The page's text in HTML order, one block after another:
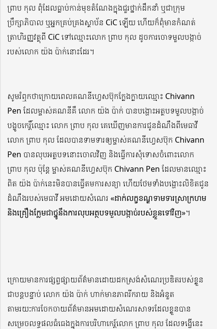
ព្រាប កុល ពុំដែលធ្លាប់កាន់មុខតំណែងក្នុងជួរថ្នាក់ដឹកនាំ ឬជាក្រុម
ប្រឹក្សាភិបាល ឬអ្នកគ្រប់គ្រងស្ថាប័ន CiC ឡើយ ហើយក៏ពុំមានកំណត់
ត្រាហិរញ្ញវត្ថុពី CiC ទៅឈ្មោះលោក ព្រាប កុល ដូចការចោទមួលបង្កាច់
របស់លោក យ៉ង ប៉ាក់នោះដែរ។
សូមរំឮកថាក្រោយពេលគណនីហ្វេសប៊ុកក្លែងក្លាយឈ្មោះ Chivann
Pen ដែលម្ចាស់គណនីគឺ លោក យ៉ង ប៉ាក់ បានបង្ហោះអត្ថបទមួលបង្កាច់
បង្ខូចកេរ្តិ៍ឈ្មោះ លោក ព្រាប កុល គេឃើញមានការជូនដំណឹងពីមេធាវី
លោក ព្រាប កុល ដែលបានទាមទារឲ្យម្ចាស់គណនីហ្វេសប៊ុក Chivann
Pen បានលុបអត្ថបទនោះចោលវិញ និងធ្វើការសុំទោសចំពោះលោក
ព្រាប កុល ប៉ុន្តែ ម្ចាស់គណនីហ្វេសប៊ុក Chivann Pen ដែលមានឈ្មោះ
ពិត យ៉ង ប៉ាក់នេះមិនបានធ្វើតមការសន្យា ហើយថែមទាំងបង្ហោះលិខិតជូន
ដំណឹងរបស់មេធាវី អមដោយសំណេរ «ដាក់លក្ខខណ្ឌទាមទារស្រាក្រហម
និងគ្រឿងក្លែមជាថ្នូនឹងការលុបអត្ថបទមួលបង្កាច់របស់ខ្លួនទៅវិញ»។
ក្រោយមានការផ្សព្វផ្សាយព័ត៌មានដោយដកស្រង់សំណេរប្រឌិតរបស់ខ្លួន
ជាបន្តបន្ទាប់ លោក យ៉ង ប៉ាក់ ហាក់មានភាពរីករាយ និងអំនួត
តាមរយ:ការចែកចាយព័ត៌មានអមដោយសំណេរសាទរដែលខ្លួនបាន
សម្រេចលទ្ធផលធំធេងក្នុងការបរិហាកេរ្ត៍លោក ព្រាប កុល ដែលទង្វើនេះ